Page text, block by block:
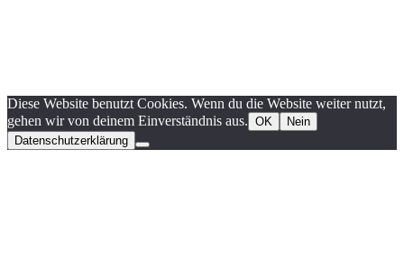
Diese Website benutzt Cookies. Wenn du die Website weiter nutzt,
gehen wir von deinem Einverständnis aus. OK
Nein
Datenschutzerklärung